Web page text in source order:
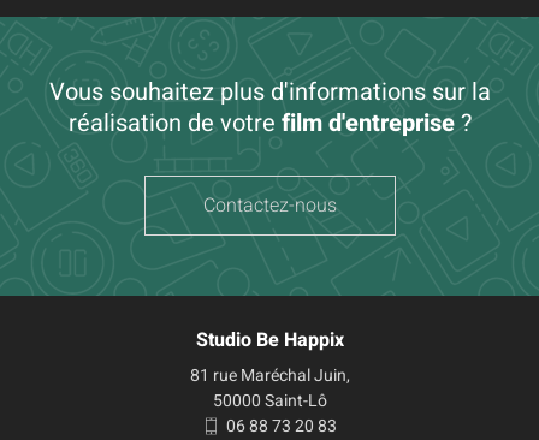
Vous souhaitez plus d'informations sur la
réalisation de votre film d'entreprise?
Contactez-nous
Studio Be Happix
81 rue Maréchal Juin,
50000 Saint-Lô
06 88 73 20 83